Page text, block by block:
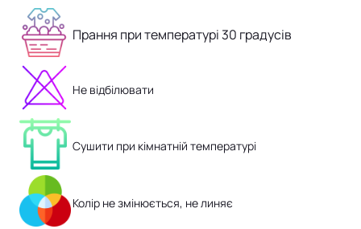
Прання при температурі 30 градусів
Не відбілювати
Сушити при кімнатній температурі
Колір не змінюється, не линяє